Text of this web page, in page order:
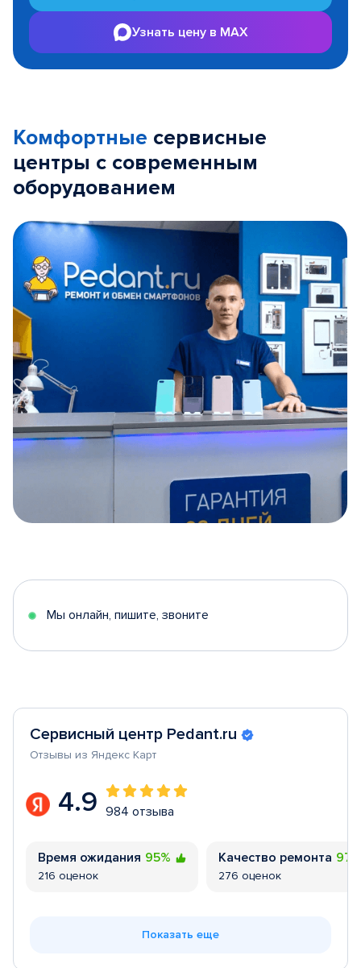
Узнать цену в MAX
Комфортные сервисные
центры с современным
оборудованием
5
Мы онлайн, пишите, звоните
Сервисный центр Pedant.ru
Отзывы из Яндекс Карт
4.9 984 отзыва
Время ожидания 95%
216 оценок
Качество ремонта
276 оценок
Показать еще